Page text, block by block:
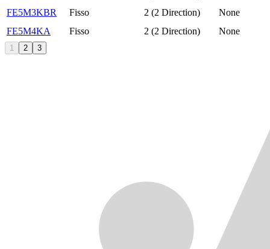
FE5M3KBR
Fisso 2 (2 Direction)
None
FE5M4KA
Fisso 2 (2 Direction) None
1 2 3